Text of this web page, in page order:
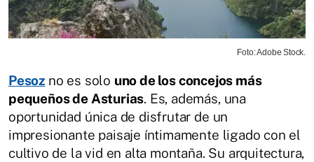
Foto: Adobe Stock.
Pesoz no es solo uno de los concejos más
pequeños de Asturias. Es, además, una
oportunidad única de disfrutar de un
impresionante paisaje íntimamente ligado con el
cultivo de la vid en alta montaña. Su arquitectura,